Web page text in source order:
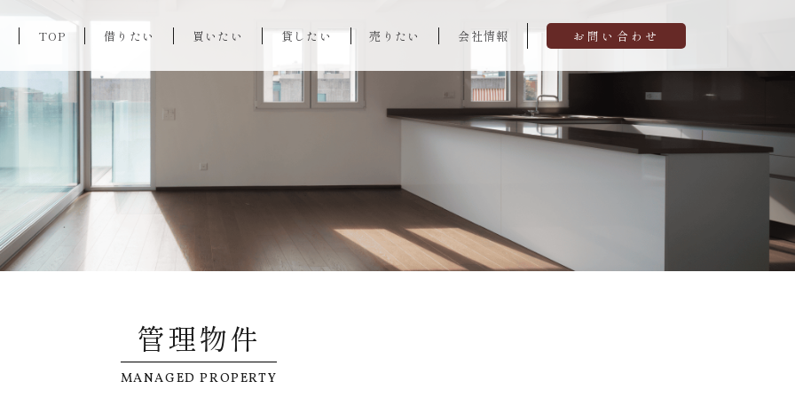
TOP 借りたい 買いたい 貸したい 売りたい 会社情報 お問い合わせ
管理物件
MANAGED PROPERTY